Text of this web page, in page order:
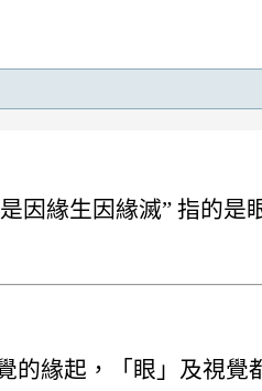
因緣生因緣滅” 指的
的緣起，「眼」及視